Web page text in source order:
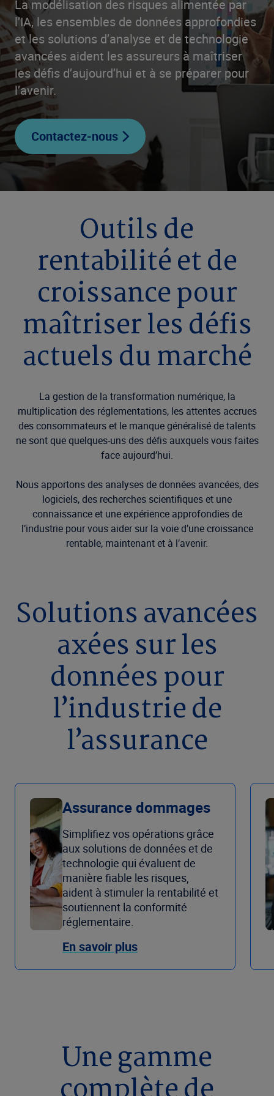
La modélisation des risques alimentée par
l’IA, les ensembles de données approfondies
et les solutions d’analyse et de technologie
avancées aident les assureurs à maîtriser
les défis d’aujourd’hui et à se préparer pour
l’avenir.
Contactez-nous
Outils de
rentabilité et de
croissance pour
maîtriser les défis
actuels du marché
La gestion de la transformation numérique, la
multiplication des réglementations, les attentes accrues
des consommateurs et le manque généralisé de talents
ne sont que quelques-uns des défis auxquels vous faites
face aujourd’hui.
Nous apportons des analyses de données avancées, des
logiciels, des recherches scientifiques et une
connaissance et une expérience approfondies de
l’industrie pour vous aider sur la voie d’une croissance
rentable, maintenant et à l’avenir.
Solutions avancées
axées sur les
données pour
l’industrie de
l’assurance
Assurance dommages
Simplifiez vos opérations grâce
aux solutions de données et de
technologie qui évaluent de
manière fiable les risques,
aident à stimuler la rentabilité et
soutiennent la conformité
réglementaire.
En savoir plus
Une gamme